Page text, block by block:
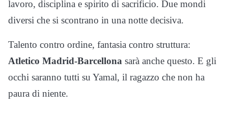
lavoro, disciplina e spirito di sacrificio. Due mondi
diversi che si scontrano in una notte decisiva.
Talento contro ordine, fantasia contro struttura:
Atletico Madrid-Barcellona sarà anche questo. E gli
occhi saranno tutti su Yamal, il ragazzo che non ha
paura di niente.